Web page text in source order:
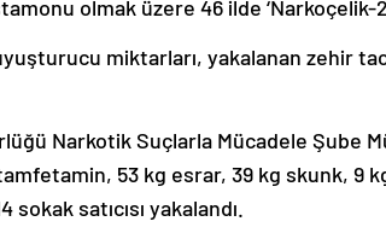
olmak üzere 46 ilde ‘Narkoçelik-
miktarları, yakalanan zehir
Narkotik Suçlarla Mücadele Şube
53 kg esrar, 39 kg skunk, 9
satıcısı yakalandı.